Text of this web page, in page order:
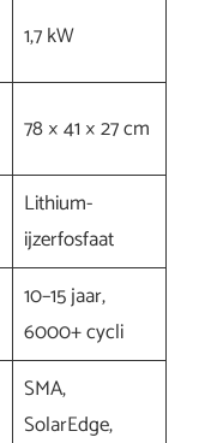
1,7 kW
78 × 41 × 27 cm
Lithium-
ijzerfosfaat
10–15 jaar,
6000+ cycli
SMA,
SolarEdge,